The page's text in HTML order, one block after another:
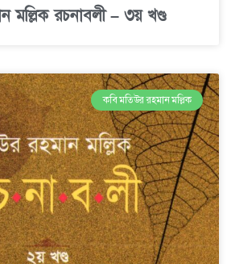
মল্লিক রচনাবলী – ৩য় খণ্ড
কবি মতিউর রহমান মল্লিক